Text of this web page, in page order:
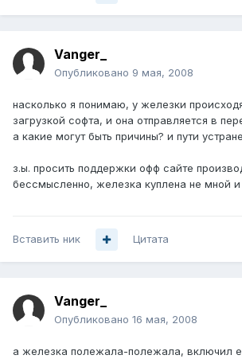
Vanger_
Опубликовано 9 мая, 2008
насколько я понимаю, у железки
загрузкой софта, и она отправляется в
а какие могут быть причины? и пути
з.ы. просить поддержки офф сайте
бессмысленно, железка куплена не мной
Вставить ник Цитата
Vanger_
Опубликовано 16 мая, 2008
а железка полежала-полежала, включил